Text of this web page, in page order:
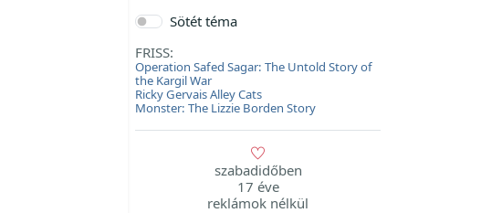
Sötét téma
FRISS:
Operation Safed Sagar: The Untold Story of
the Kargil War
Ricky Gervais Alley Cats
Monster: The Lizzie Borden Story
szabadidőben
17 éve
reklámok nélkül